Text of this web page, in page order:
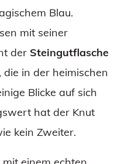
Blau.
mit seiner
der Steingutflasche
die in der heimischen
Blicke auf sich
hat der Knut
kein Zweiter.